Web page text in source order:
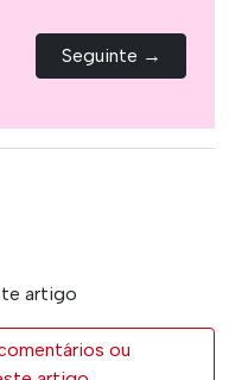
Seguinte →
artigo
ou